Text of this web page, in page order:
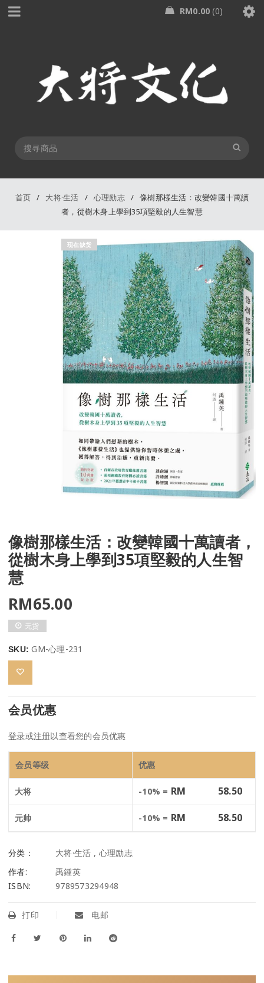
RM0.00 0
首页 / 大将·生活 / 心理励志 / 像樹那樣生活：改變韓國十萬讀
者，從樹木身上學到35項堅毅的人生智慧
现在缺货
像樹那樣生活：改變韓國十萬讀者，
從樹木身上學到35項堅毅的人生智
慧
RM65.00
无货
SKU:GM-心理-231
会员优惠
登录或注册以查看您的会员优惠
会员等级 优惠
大将 -10% = RM 58.50
元帅 -10% = RM 58.50
分类： 大将·生活 , 心理励志
作者:
禹鍾英
ISBN:
9789573294948
打印 电邮